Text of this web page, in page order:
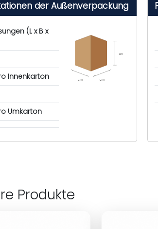
der Außenverpackung
(L x B x
Innenkarton
Umkarton
cm cm
cm
Produkte